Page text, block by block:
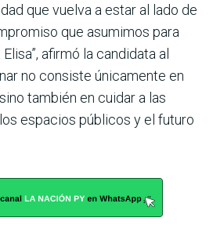
que vuelva a estar al lado de
que asumimos para
afirmó la candidata al
no consiste únicamente en
también en cuidar a las
espacios públicos y el futuro